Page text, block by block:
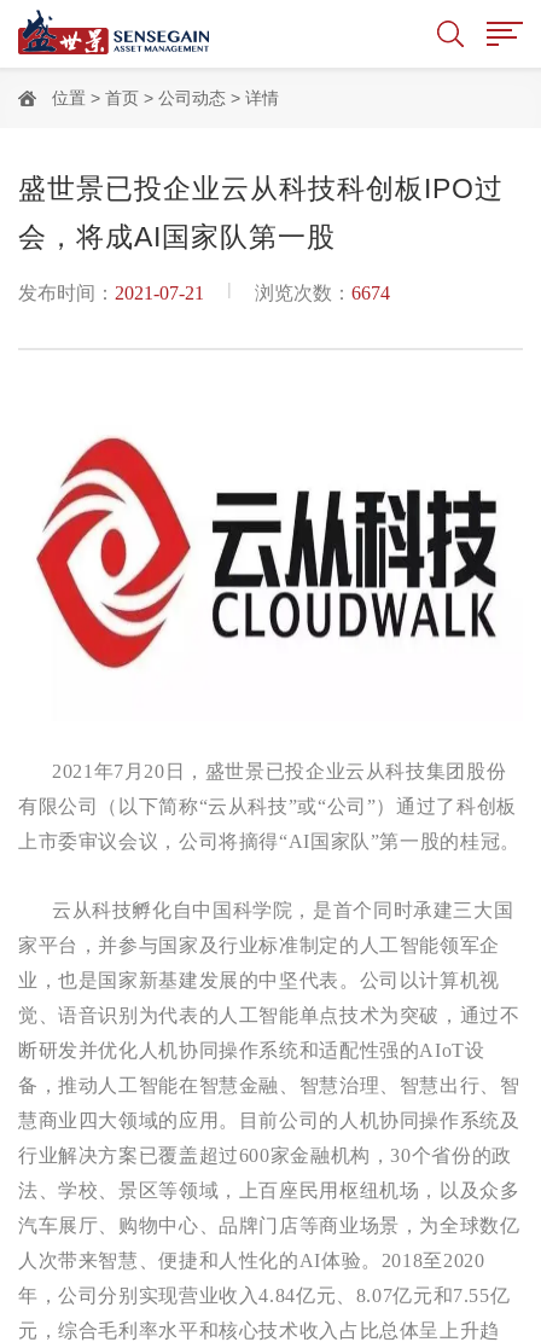
位置 > 首页 > 公司动态 > 详情
盛世景已投企业云从科技科创板IPO过
会，将成AI国家队第一股
发布时间： 2021-07-21 | 浏览次数： 6674
2021 年7月20日，盛世景已投企业云从科技集团股份
有限公司（以下简称“云从科技”或“公司”）通过了科创板
上市委审议会议，公司将摘得“AI国家队”第一股的桂冠。
云从科技孵化自中国科学院，是首个同时承建三大国
家平台，并参与国家及行业标准制定的人工智能领军企
业，也是国家新基建发展的中坚代表。公司以计算机视
觉、语音识别为代表的人工智能单点技术为突破，通过不
断研发并优化人机协同操作系统和适配性强的AIoT设
备，推动人工智能在智慧金融、智慧治理、智慧出行、智
慧商业四大领域的应用。目前公司的人机协同操作系统及
行业解决方案已覆盖超过600家金融机构，30个省份的政
法、学校、景区等领域，上百座民用枢纽机场，以及众多
汽车展厅、购物中心、品牌门店等商业场景，为全球数亿
人次带来智慧、便捷和人性化的AI体验。2018至2020
年，公司分别实现营业收入4.84亿元、8.07亿元和7.55亿
元，综合毛利率水平和核心技术收入占比总体呈上升趋